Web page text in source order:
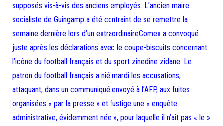
supposés vis-à-vis des anciens employés. L’ancien maire
socialiste de Guingamp a été contraint de se remettre la
semaine dernière lors d’un extraordinaireComex a convoqué
juste après les déclarations avec le coupe-biscuits concernant
l’icône du football français et du sport zinedine zidane. Le
patron du football français a nié mardi les accusations,
attaquant, dans un communiqué envoyé à l’AFP, aux fuites
organisées « par la presse » et fustige une « enquête
administrative, évidemment née », pour laquelle il n’ait pas « le »